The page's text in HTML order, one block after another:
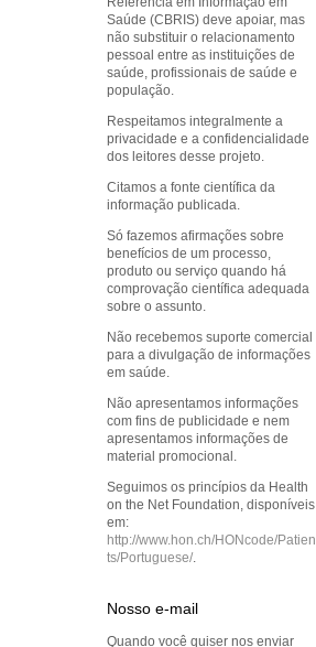
Saúde (CBRIS) deve apoiar, mas
não substituir o relacionamento
pessoal entre as instituições de
saúde, profissionais de saúde e
população.
Respeitamos integralmente a
privacidade e a confidencialidade
dos leitores desse projeto.
Citamos a fonte científica da
informação publicada.
Só fazemos afirmações sobre
benefícios de um processo,
produto ou serviço quando há
comprovação científica adequada
sobre o assunto.
Não recebemos suporte comercial
para a divulgação de informações
em saúde.
Não apresentamos informações
com fins de publicidade e nem
apresentamos informações de
material promocional.
Seguimos os princípios da Health
on the Net Foundation, disponíveis
em:
http://www.hon.ch/HONcode/Patien
ts/Portuguese/.
Nosso e-mail
Quando você quiser nos enviar